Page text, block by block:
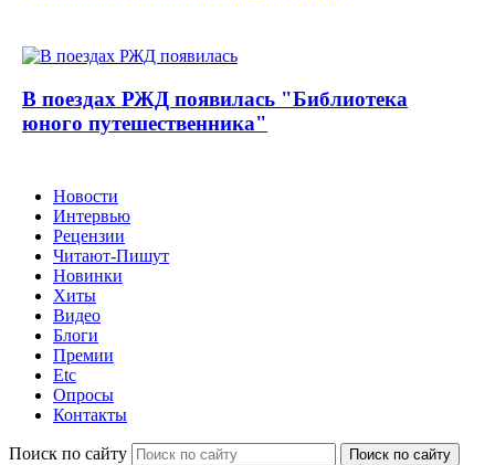
В поездах РЖД появилась "Библиотека
юного путешественника"
Новости
Интервью
Рецензии
Читают-Пишут
Новинки
Хиты
Видео
Блоги
Премии
Etc
Опросы
Контакты
Поиск по сайту